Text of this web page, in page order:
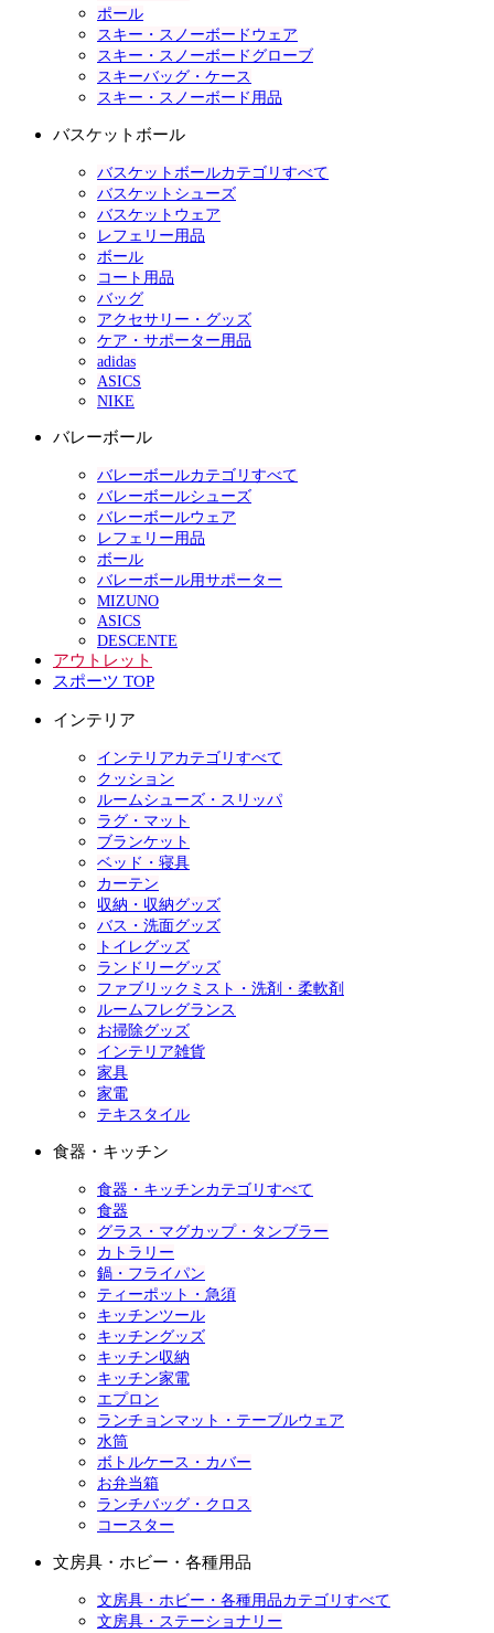
ポール
スキー・スノーボードウェア
スキー・スノーボードグローブ
スキーバッグ・ケース
スキー・スノーボード用品
バスケットボール
バスケットボールカテゴリすべて
バスケットシューズ
バスケットウェア
レフェリー用品
ボール
コート用品
バッグ
アクセサリー・グッズ
ケア・サポーター用品
adidas
ASICS
NIKE
バレーボール
バレーボールカテゴリすべて
バレーボールシューズ
バレーボールウェア
レフェリー用品
ボール
バレーボール用サポーター
MIZUNO
ASICS
DESCENTE
アウトレット
スポーツ TOP
インテリア
インテリアカテゴリすべて
クッション
ルームシューズ・スリッパ
ラグ・マット
ブランケット
ベッド・寝具
カーテン
収納・収納グッズ
バス・洗面グッズ
トイレグッズ
ランドリーグッズ
ファブリックミスト・洗剤・柔軟剤
ルームフレグランス
お掃除グッズ
インテリア雑貨
家具
家電
テキスタイル
食器・キッチン
食器・キッチンカテゴリすべて
食器
グラス・マグカップ・タンブラー
カトラリー
鍋・フライパン
ティーポット・急須
キッチンツール
キッチングッズ
キッチン収納
キッチン家電
エプロン
ランチョンマット・テーブルウェア
水筒
ボトルケース・カバー
お弁当箱
ランチバッグ・クロス
コースター
文房具・ホビー・各種用品
文房具・ホビー・各種用品カテゴリすべて
文房具・ステーショナリー